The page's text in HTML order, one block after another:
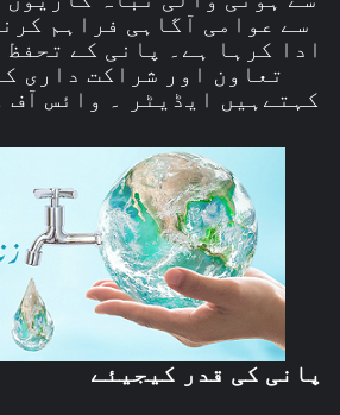
سے عوامی آگاہی فراہم
ادا کرہا ہے۔ پانی کے
تعاون اور شراکت داری
کہتےہیں ایڈیٹر ۔ وائس آف
پانی کی قدر کیجیئے